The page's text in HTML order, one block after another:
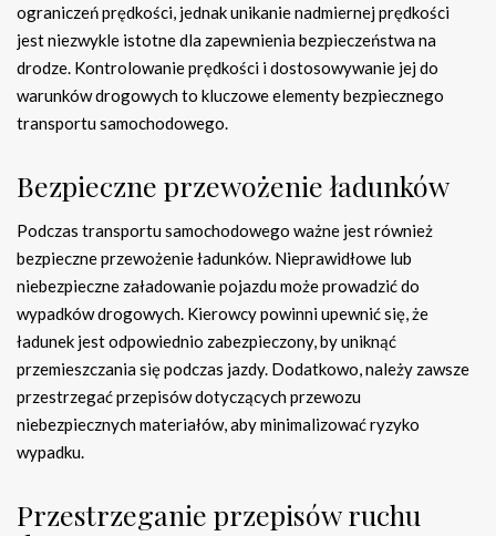
ograniczeń prędkości, jednak unikanie nadmiernej prędkości
jest niezwykle istotne dla zapewnienia bezpieczeństwa na
drodze. Kontrolowanie prędkości i dostosowywanie jej do
warunków drogowych to kluczowe elementy bezpiecznego
transportu samochodowego.
Bezpieczne przewożenie ładunków
Podczas transportu samochodowego ważne jest również
bezpieczne przewożenie ładunków. Nieprawidłowe lub
niebezpieczne załadowanie pojazdu może prowadzić do
wypadków drogowych. Kierowcy powinni upewnić się, że
ładunek jest odpowiednio zabezpieczony, by uniknąć
przemieszczania się podczas jazdy. Dodatkowo, należy zawsze
przestrzegać przepisów dotyczących przewozu
niebezpiecznych materiałów, aby minimalizować ryzyko
wypadku.
Przestrzeganie przepisów ruchu